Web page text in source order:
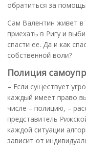
обратиться за
Сам Валентин живет
приехать в Ригу и
спасти ее. Да и как
собственной воли?
Полиция
– Если существует
каждый имеет право
числе – полицию, –
представитель
каждой ситуации
зависит от